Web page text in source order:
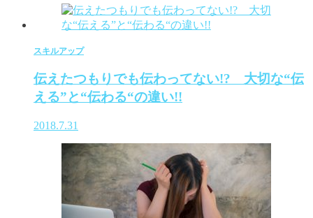
スキルアップ
伝えたつもりでも伝わってない!? 大切な“伝
える”と“伝わる“の違い!!
2018.7.31